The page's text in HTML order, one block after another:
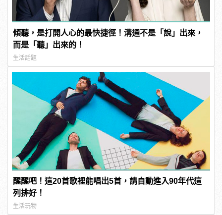
傾聽，是打開人心的最快捷徑！溝通不是「說」出來，
而是「聽」出來的！
生活話題
醒醒吧！這20首歌裡能唱出5首，請自動進入90年代這
列排好！
生活玩物